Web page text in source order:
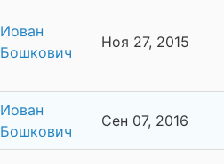
Иован
Бошкович
Ноя 27, 2015
Иован
Бошкович
Сен 07, 2016